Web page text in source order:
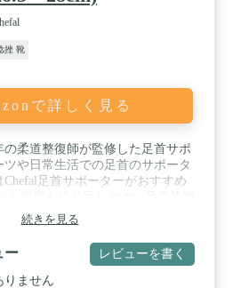
挫 靴
で詳しく見る
の柔道整復師が監修した足首サポ
ツや日常生活での足首のサポータ
足首サポーターがおすすめ
より・負担を軽減・日常生活で使
レーニングが出来る、 最も大事な
る薄型足首用サポーターです。 /
も普段履きの靴も履ける】：普
やスーツ靴など、お仕事や日常
続きを見る
ー レビューを書く
りません